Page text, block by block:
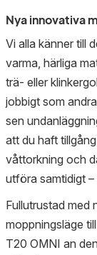
Nya innovativa
Vi alla känner till
varma, härliga
trä- eller
jobbigt som
sen
att du haft
våttorkning och
utföra samtidigt –
Fullutrustad med
moppningsläge
T20 OMNI an